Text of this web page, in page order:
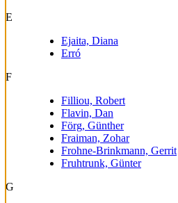
E
Ejaita, Diana
Erró
F
Filliou, Robert
Flavin, Dan
Förg, Günther
Fraiman, Zohar
Frohne-Brinkmann, Gerrit
Fruhtrunk, Günter
G